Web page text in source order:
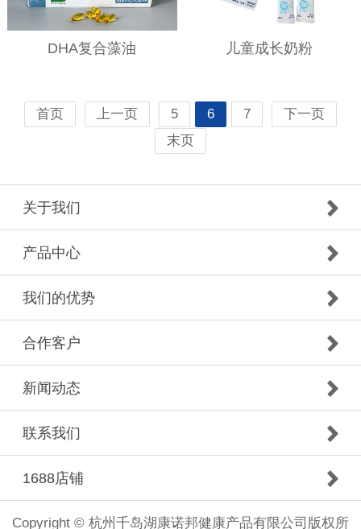
DHA复合藻油 儿童成长奶粉
首页 上一页 5 6 7
下一页
末页
关于我们
产品中心
我们的优势
合作客户
新闻动态
联系我们
1688店铺
Copyright © 杭州千岛湖康诺邦健康产品有限公司版权所